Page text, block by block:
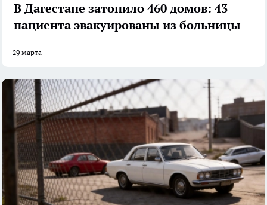
В Дагестане затопило 460 домов: 43
пациента эвакуированы из больницы
29 марта